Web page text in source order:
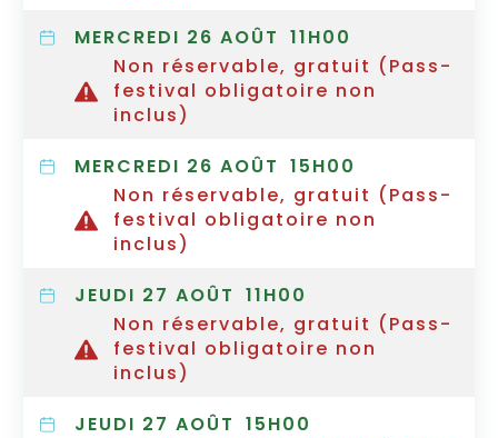
MERCREDI 26 AOÛT 11H00
Non réservable, gratuit (Pass-
festival obligatoire non
inclus)
MERCREDI 26 AOÛT 15H00
Non réservable, gratuit (Pass-
festival obligatoire non
inclus)
JEUDI 27 AOÛT 11H00
Non réservable, gratuit (Pass-
festival obligatoire non
inclus)
JEUDI 27 AOÛT 15H00